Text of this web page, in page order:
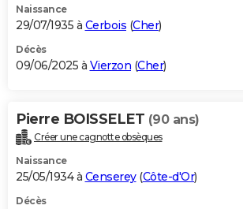
Naissance
29/07/1935 à Cerbois (Cher)
Décès
09/06/2025 à Vierzon (Cher)
Pierre BOISSELET (90 ans)
Créer une cagnotte obsèques
Naissance
25/05/1934 à Censerey(Côte-d'Or)
Décès